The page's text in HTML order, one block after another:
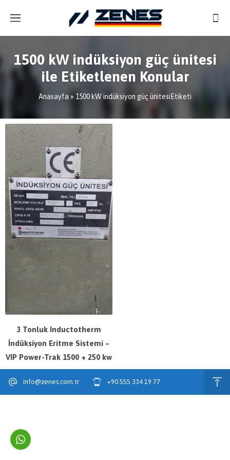
1500 kW indüksiyon güç ünitesi
ile Etiketlenen Konular
Anasayfa » 1500 kW indüksiyon güç ünitesiEtiketi
3 Tonluk Inductotherm
İndüksiyon Eritme Sistemi –
VIP Power-Trak 1500 + 250 kw
info@zenes.com.tr +90 555 334 19 77